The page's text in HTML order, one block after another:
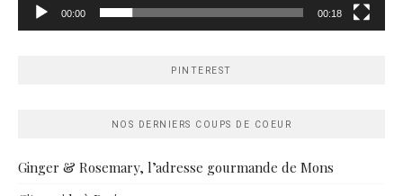
00:00 00:18
PINTEREST
NOS DERNIERS COUPS DE COEUR
Ginger & Rosemary, l’adresse gourmande de Mons